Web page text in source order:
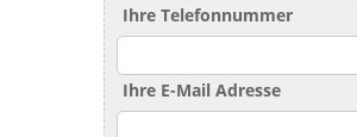
Ihre Telefonnummer
Ihre E-Mail Adresse